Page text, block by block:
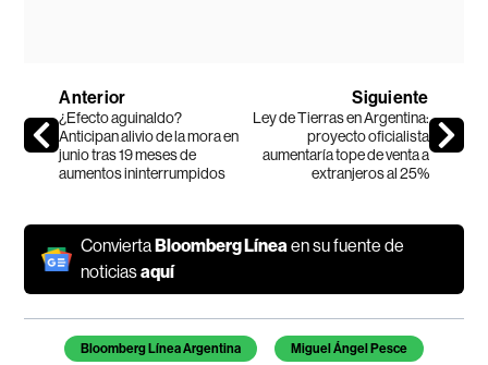
Anterior
¿Efecto aguinaldo?
Anticipan alivio de la mora en
junio tras 19 meses de
aumentos ininterrumpidos
Siguiente
Ley de Tierras en Argentina:
proyecto oficialista
aumentaría tope de venta a
extranjeros al 25%
ConviertaBloomberg Líneaen su fuente de
noticiasaquí
Temas de este artículo
Bloomberg Línea Argentina Miguel Ángel Pesce